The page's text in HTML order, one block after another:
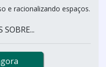
e racionalizando espaços.